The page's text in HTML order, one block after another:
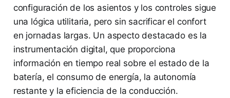
configuración de los asientos y los controles sigue
una lógica utilitaria, pero sin sacrificar el confort
en jornadas largas. Un aspecto destacado es la
instrumentación digital, que proporciona
información en tiempo real sobre el estado de la
batería, el consumo de energía, la autonomía
restante y la eficiencia de la conducción.